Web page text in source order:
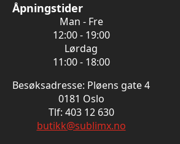
Åpningstider
Man - Fre
12:00 - 19:00
Lørdag
11:00 - 18:00
Besøksadresse: Pløens gate 4
0181 Oslo
Tlf: 403 12 630
butikk@sublimx.no